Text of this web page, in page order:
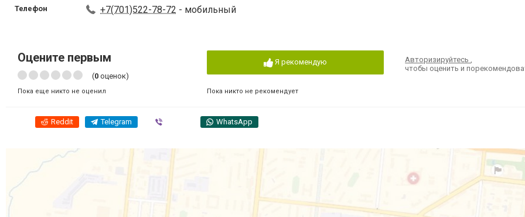
Телефон +7(701)522-78-72 - мобильный
Оцените первым
(0 оценок)
Пока еще никто не оценил
Я рекомендую
Пока никто не рекомендует
Авторизируйтесь,
чтобы оценить и
Reddit Telegram WhatsApp